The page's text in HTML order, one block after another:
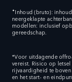
✦ Inhoud (bruto):
neergeklapte
modellen: inclusief
gereedschap.
*Voor uitdagende
vereist. Risico op
rijvaardigheid te
en het start- en